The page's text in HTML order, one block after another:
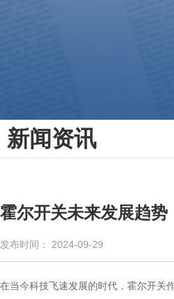
新闻资讯
霍尔开关未来发展趋势
发布时间： 2024-09-29
在当今科技飞速发展的时代，霍尔开关